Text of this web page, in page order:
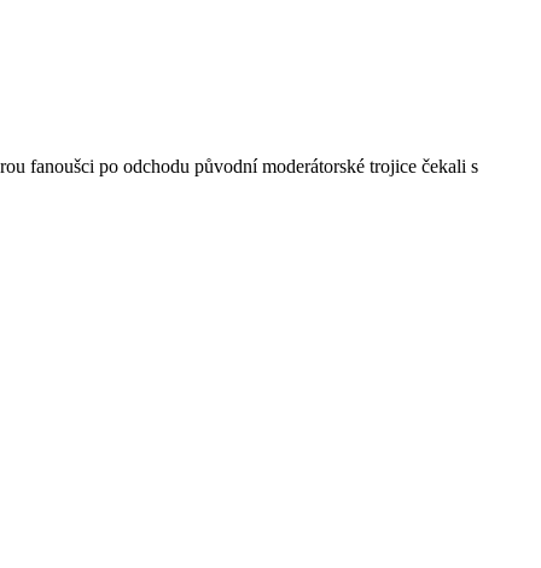
fanoušci po odchodu původní moderátorské trojice čekali s